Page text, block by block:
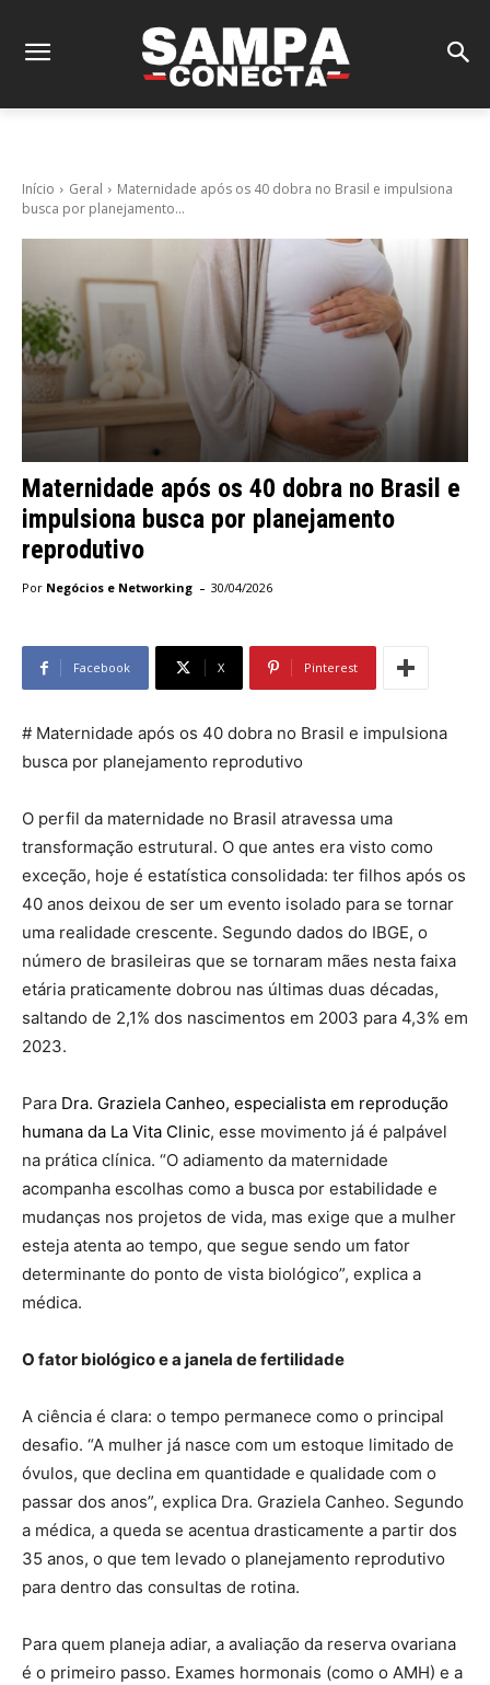
Início Geral
Maternidade após os 40 dobra no Brasil e impulsiona
busca por planejamento...
Maternidade após os 40 dobra no Brasil e
impulsiona busca por planejamento
reprodutivo
Por Negócios e Networking - 30/04/2026
Facebook X Pinterest
# Maternidade após os 40 dobra no Brasil e impulsiona
busca por planejamento reprodutivo
O perfil da maternidade no Brasil atravessa uma
transformação estrutural. O que antes era visto como
exceção, hoje é estatística consolidada: ter filhos após os
40 anos deixou de ser um evento isolado para se tornar
uma realidade crescente. Segundo dados do IBGE, o
número de brasileiras que se tornaram mães nesta faixa
etária praticamente dobrou nas últimas duas décadas,
saltando de 2,1% dos nascimentos em 2003 para 4,3% em
2023.
Para Dra. Graziela Canheo, especialista em reprodução
humana da La Vita Clinic, esse movimento já é palpável
na prática clínica. “O adiamento da maternidade
acompanha escolhas como a busca por estabilidade e
mudanças nos projetos de vida, mas exige que a mulher
esteja atenta ao tempo, que segue sendo um fator
determinante do ponto de vista biológico”, explica a
médica.
O fator biológico e a janela de fertilidade
A ciência é clara: o tempo permanece como o principal
desafio. “A mulher já nasce com um estoque limitado de
óvulos, que declina em quantidade e qualidade com o
passar dos anos”, explica Dra. Graziela Canheo. Segundo
a médica, a queda se acentua drasticamente a partir dos
35 anos, o que tem levado o planejamento reprodutivo
para dentro das consultas de rotina.
Para quem planeja adiar, a avaliação da reserva ovariana
é o primeiro passo. Exames hormonais (como o AMH) e a